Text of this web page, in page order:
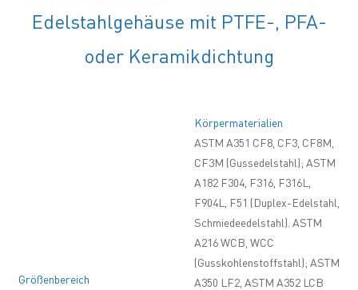
Edelstahlgehäuse mit PTFE-, PFA-
oder Keramikdichtung
Größenbereich
Körpermaterialien
ASTM A351 CF8, CF3, CF8M,
CF3M (Gussedelstahl); ASTM
A182 F304, F316, F316L,
F904L, F51 (Duplex-Edelstahl,
Schmiedeedelstahl). ASTM
A216 WCB, WCC
(Gusskohlenstoffstahl); ASTM
A350 LF2, ASTM A352 LCB